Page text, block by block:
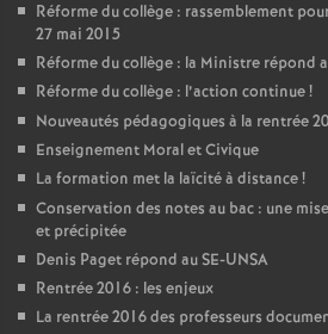
Réforme du collège : rassemblement
27 mai 2015
Réforme du collège : la Ministre répond
Réforme du collège : l’action continue!
Nouveautés pédagogiques à la rentrée
Enseignement Moral et Civique
La formation met la laïcité à distance!
Conservation des notes au bac : une
et précipitée
Denis Paget répond au SE-UNSA
Rentrée 2016 : les enjeux
La rentrée 2016 des professeurs